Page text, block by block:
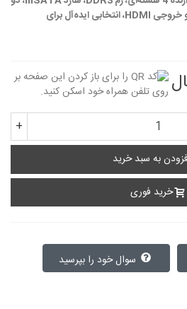
پورت USB 3.0، دو پورت LAN و خروجی HDMI، انتخابی ایده‌آل برای
+
به سبد خرید
خرید فوری